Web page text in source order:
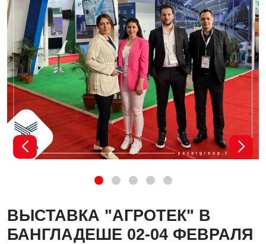
ВЫСТАВКА "АГРОТЕК" В
БАНГЛАДЕШЕ 02-04 ФЕВРАЛЯ